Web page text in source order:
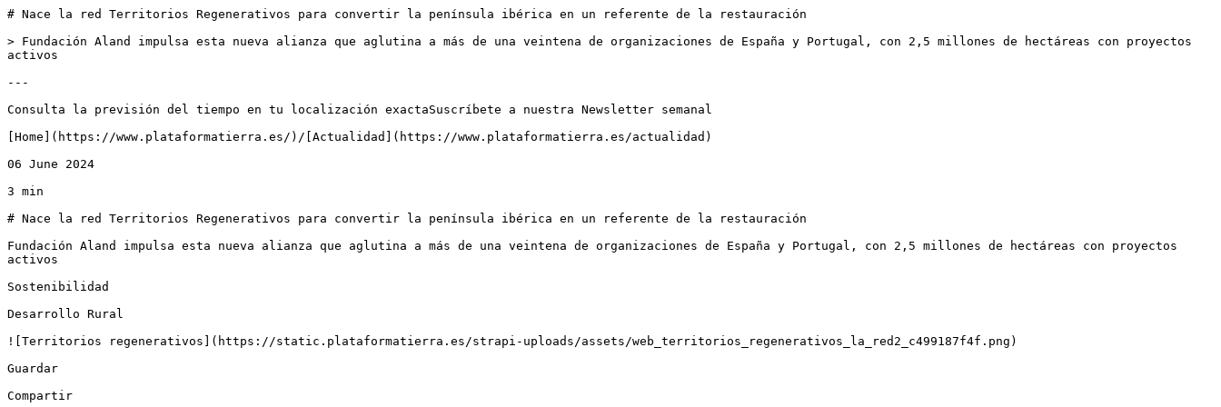
# Nace la red Territorios Regenerativos para convertir la península ibérica en un referente de la restauración
> Fundación Aland impulsa esta nueva alianza que aglutina a más de una veintena de organizaciones de España y Portugal, con 2,5 millones de hectáreas con proyectos
activos
---
Consulta la previsión del tiempo en tu localización exactaSuscríbete a nuestra Newsletter semanal
[Home](https://www.plataformatierra.es/)/[Actualidad](https://www.plataformatierra.es/actualidad)
06 June 2024
3 min
# Nace la red Territorios Regenerativos para convertir la península ibérica en un referente de la restauración
Fundación Aland impulsa esta nueva alianza que aglutina a más de una veintena de organizaciones de España y Portugal, con 2,5 millones de hectáreas con proyectos
activos
Sostenibilidad
Desarrollo Rural
![Territorios regenerativos](https://static.plataformatierra.es/strapi-uploads/assets/web_territorios_regenerativos_la_red2_c499187f4f.png)
Guardar
Compartir